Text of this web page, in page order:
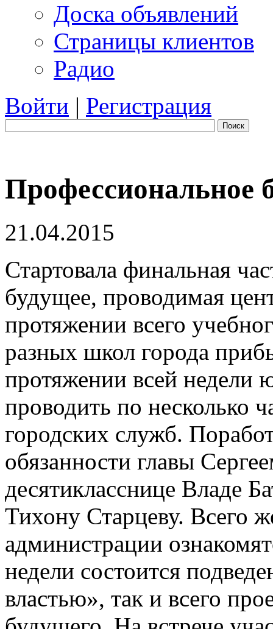
Доска объявлений
Страницы клиентов
Радио
Войти | Регистрация
Поиск
Профессиональное
21.04.2015
Стартовала финальная
будущее, проводимая
протяжении всего
разных школ города
протяжении всей
проводить по несколько
городских служб.
обязанности главы
десятикласснице Владе
Тихону Старцеву. Всего
администрации
недели состоится
властью», так и всего